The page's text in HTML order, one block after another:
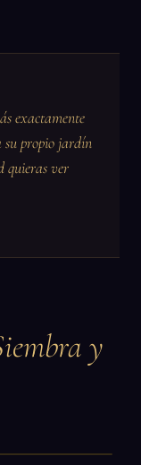
exactamente
su propio jardín
quieras ver
y